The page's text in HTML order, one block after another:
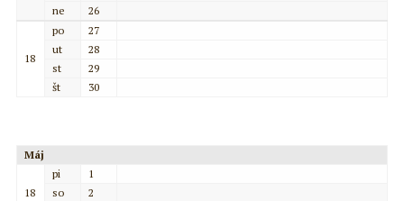
ne
26
18
po
27
ut
28
st
29
št
30
Máj
18
pi
1
so
2